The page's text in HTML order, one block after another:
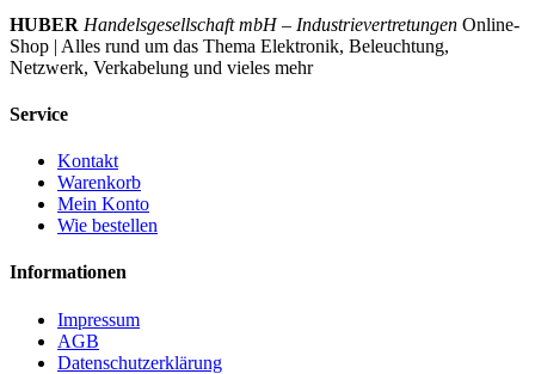
HUBER Handelsgesellschaft mbH – Industrievertretungen Online-
Shop | Alles rund um das Thema Elektronik, Beleuchtung,
Netzwerk, Verkabelung und vieles mehr
Service
Kontakt
Warenkorb
Mein Konto
Wie bestellen
Informationen
Impressum
AGB
Datenschutzerklärung